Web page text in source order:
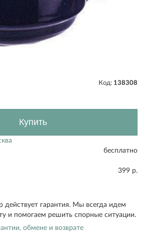
Код: 138308
Купить
бесплатно
399 р.
действует гарантия. Мы всегда идем
и помогаем решить спорные ситуации.
обмене и возврате